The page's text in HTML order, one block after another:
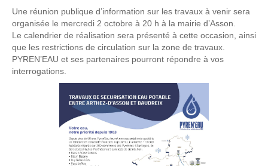
Une réunion publique d’information sur les travaux à venir sera
organisée le mercredi 2 octobre à 20 h à la mairie d’Asson.
Le calendrier de réalisation sera présenté à cette occasion, ainsi
que les restrictions de circulation sur la zone de travaux.
PYREN’EAU et ses partenaires pourront répondre à vos
interrogations.